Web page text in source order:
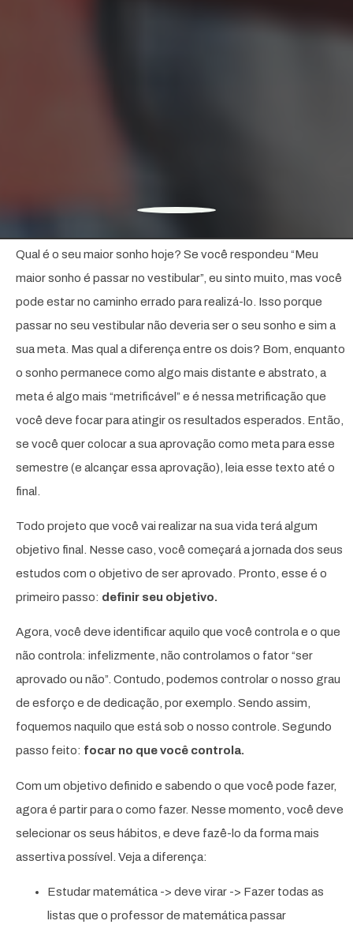
Qual é o seu maior sonho hoje? Se você respondeu “Meu
maior sonho é passar no vestibular”, eu sinto muito, mas você
pode estar no caminho errado para realizá-lo. Isso porque
passar no seu vestibular não deveria ser o seu sonho e sim a
sua meta. Mas qual a diferença entre os dois? Bom, enquanto
o sonho permanece como algo mais distante e abstrato, a
meta é algo mais “metrificável” e é nessa metrificação que
você deve focar para atingir os resultados esperados. Então,
se você quer colocar a sua aprovação como meta para esse
semestre (e alcançar essa aprovação), leia esse texto até o
final.
Todo projeto que você vai realizar na sua vida terá algum
objetivo final. Nesse caso, você começará a jornada dos seus
estudos com o objetivo de ser aprovado. Pronto, esse é o
primeiro passo: definir seu objetivo.
Agora, você deve identificar aquilo que você controla e o que
não controla: infelizmente, não controlamos o fator “ser
aprovado ou não”. Contudo, podemos controlar o nosso grau
de esforço e de dedicação, por exemplo. Sendo assim,
foquemos naquilo que está sob o nosso controle. Segundo
passo feito: focar no que você controla.
Com um objetivo definido e sabendo o que você pode fazer,
agora é partir para o como fazer. Nesse momento, você deve
selecionar os seus hábitos, e deve fazê-lo da forma mais
assertiva possível. Veja a diferença:
Estudar matemática -> deve virar -> Fazer todas as
listas que o professor de matemática passar